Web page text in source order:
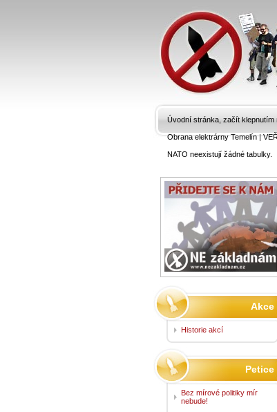
Úvodní stránka, začít klepnutím
Obrana elektrárny Temelín|
NATO neexistují žádné tabulky.
Akce
Historie akcí
Petice
Bez mírové politiky mír
nebude!